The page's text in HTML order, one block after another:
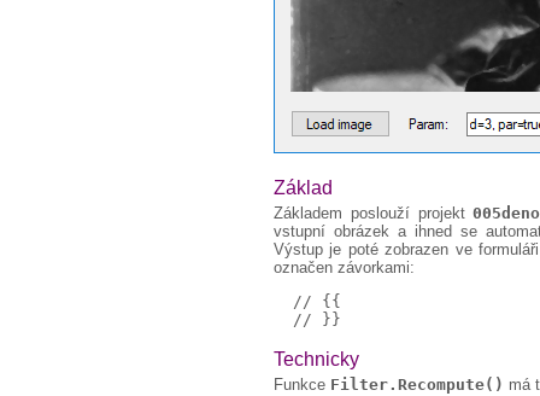
Základ
Základem poslouží projekt
vstupní obrázek a ihned se
Výstup je poté zobrazen ve
označen závorkami:
  // {{
Technicky
Funkce Filter.Recompute() má